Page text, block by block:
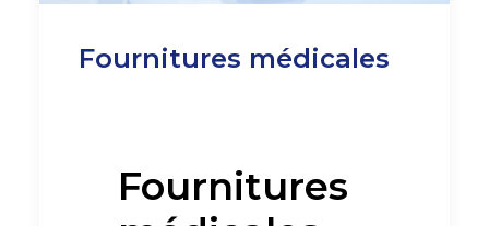
Fournitures médicales
Fournitures